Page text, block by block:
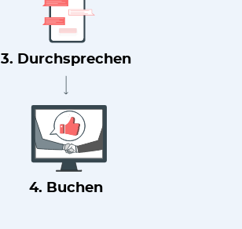
3. Durchsprechen
4. Buchen